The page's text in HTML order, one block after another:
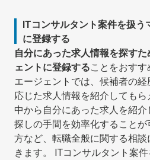
ITコンサルタント案件を扱う
に登録する
自分にあった求人情報を探す
ェントに登録することをおす
エージェントでは、候補者の
応じた求人情報を紹介しても
中から自分にあった求人を紹
探しの手間を効率化することが
方など、転職全般に関する相
きます。 ITコンサルタント案